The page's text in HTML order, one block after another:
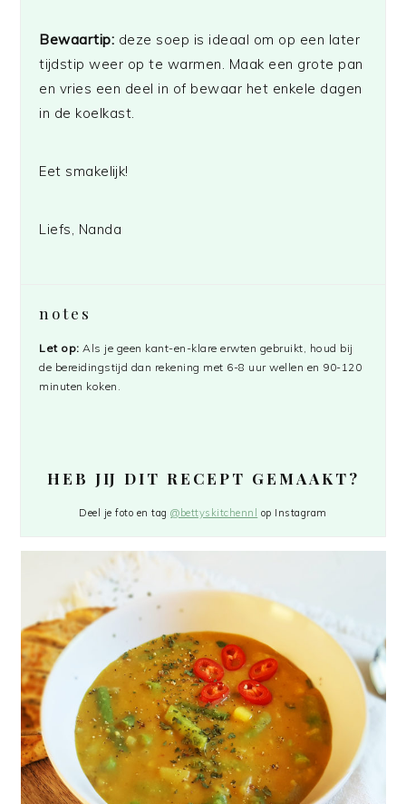
Bewaartip: deze soep is ideaal om op een later
tijdstip weer op te warmen. Maak een grote pan
en vries een deel in of bewaar het enkele dagen
in de koelkast.
Eet smakelijk!
Liefs, Nanda
notes
Let op: Als je geen kant-en-klare erwten gebruikt, houd bij
de bereidingstijd dan rekening met 6-8 uur wellen en 90-120
minuten koken.
HEB JIJ DIT RECEPT GEMAAKT?
Deel je foto en tag@bettyskitchennl op Instagram